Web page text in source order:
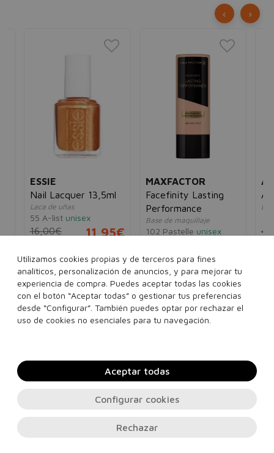
ESSIE
Nail Lacquer 13,5ml
Laca de uñas
55 A-list unisex
16,00€ 11,95€
Ver más...
Añadir a la cesta
MAXFACTOR
Facefinity Lasting
Performance
Base de maquillaje
102 Pastelle unisex
Añadir a la cesta
‹ ›
Utilizamos cookies propias y de terceros para fines
analíticos, personalización de anuncios, y para mejorar tu
experiencia de compra. Puedes aceptar todas las cookies
con el botón “Aceptar todas” o gestionar tus preferencias
desde “Configurar”. También puedes optar por rechazar el
uso de cookies no esenciales para tu navegación.
Rechazar
Configurar cookies
Aceptar todas
Contacto, soporte e información legal